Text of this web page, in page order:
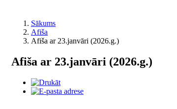
Sākums
Afiša
Afiša ar 23.janvāri (2026.g.)
Afiša ar 23.janvāri (2026.g.)